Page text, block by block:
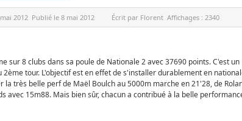
2012 Publié le 8 mai 2012 Écrit par Florent Affichages : 2340
sur 8 clubs dans sa poule de Nationale 2 avec 37690 points. C'est
tour. L'objectif est en effet de s'installer durablement en
très belle perf de Maël Boulch au 5000m marche en 21'28, de
avec 15m88. Mais bien sûr, chacun a contribué à la belle